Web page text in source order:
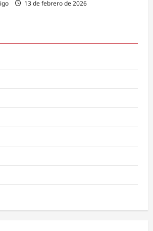
13 de febrero de 2026